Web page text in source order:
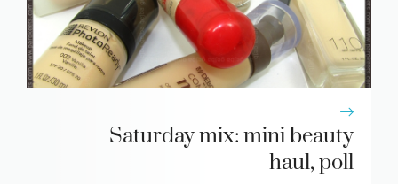
Saturday mix: mini beauty
haul, poll